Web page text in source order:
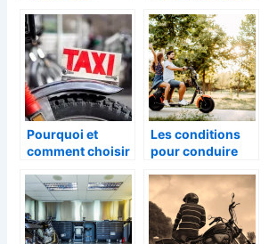
essentiels a
prendre en
compte
Pourquoi et
comment choisir
Les conditions
pour conduire
scooter
électrique